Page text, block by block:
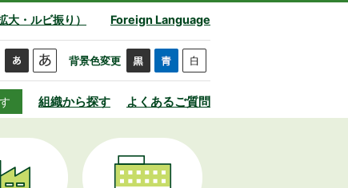
・ルビ振り） Foreign Language
背景色変更
組織から探す よくあるご質問